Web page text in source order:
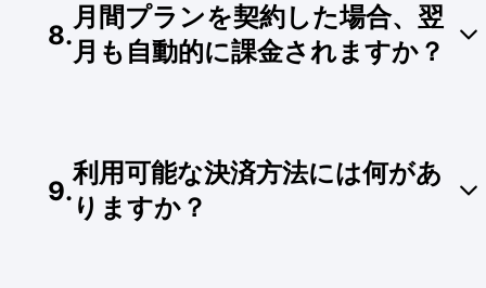
成機能を一度も利用されていない場合に限り、サ
ブスクリプションのキャンセルおよび全額返金を
申請できます。
更・調整することもいつでも可能です。
8.
月間プランを契約した場合、翌
月も自動的に課金されますか？
す。ご購入日から起算して1ヶ月または1年が経過
すると自動的に更新され決済が行われます（ご自
身で解約または停止手続きを行うまで継続されま
9.
利用可能な決済方法には何があ
りますか？